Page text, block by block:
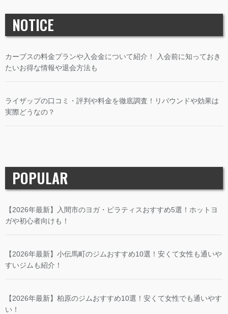
NOTICE
カーブスの料金プランや入会金について紹介！ 入会前に知っておき
たいお得な情報や退会方法も
ライザップの口コミ・評判や料金を徹底調査！リバウンドや効果は
実際どうなの？
POPULAR
【2026年最新】入間市のヨガ・ピラティスおすすめ5選！ホットヨ
ガや初心者向けも！
【2026年最新】小伝馬町のジムおすすめ10選！安くて女性も通いや
すいジムも紹介！
【2026年最新】柏原のジムおすすめ10選！安くて女性でも通いやす
い！